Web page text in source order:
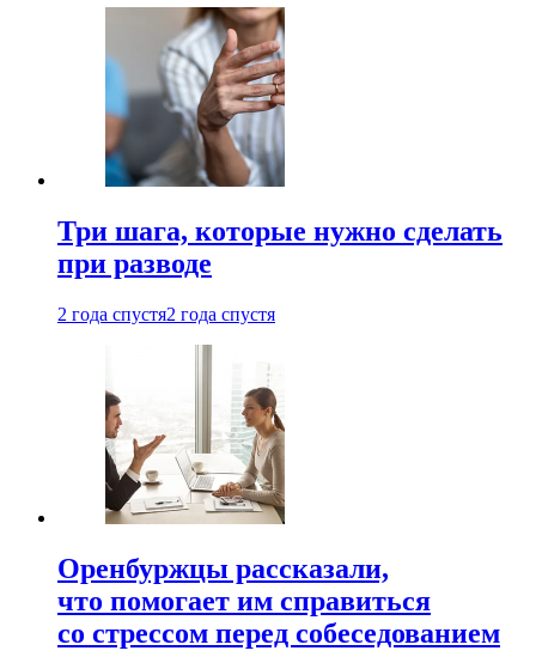
Три шага, которые нужно сделать
при разводе
2 года спустя2 года спустя
Оренбуржцы рассказали,
что помогает им справиться
со стрессом перед собеседованием